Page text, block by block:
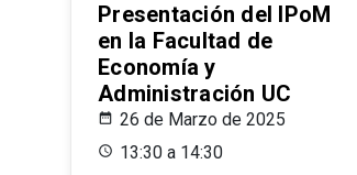
Presentación del IPoM
en la Facultad de
Economía y
Administración UC
26 de Marzo de 2025
13:30 a 14:30